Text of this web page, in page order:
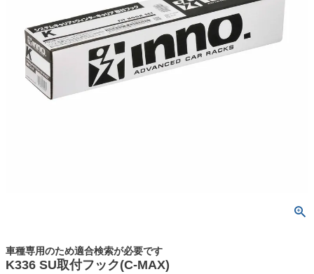
車種専用のため適合検索が必要です
K336 SU取付フック(C-MAX)